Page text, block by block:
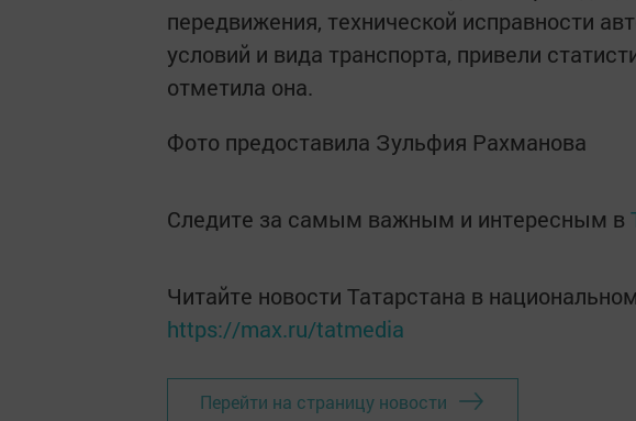
передвижения, технической исправности
условий и вида транспорта, привели
отметила она.
Фото предоставила Зульфия Рахманова
Следите за самым важным и интересным в
Читайте новости Татарстана в
https://max.ru/tatmedia
Перейти на страницу новости